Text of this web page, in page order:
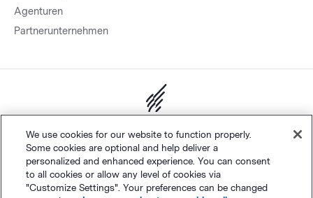
Agenturen
Partnerunternehmen
Polaris Software, LLC
Deutsch
We use cookies for our website to function properly.
Some cookies are optional and help deliver a
personalized and enhanced experience. You can consent
to all cookies or allow any level of cookies via
"Customize Settings". Your preferences can be changed